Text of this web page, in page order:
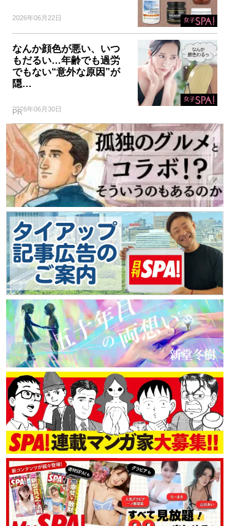
2026年06月22日
なんか顔色が悪い、いつ
もだるい…年齢でも過労
でもない“意外な原因”が
隠…
2026年06月30日
PR